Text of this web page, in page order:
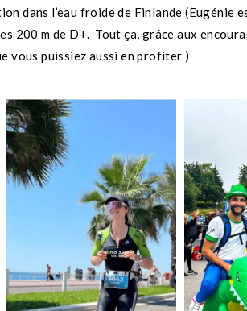
dans l’eau froide de Finlande (Eugénie
200 m de D+. Tout ça, grâce aux
vous puissiez aussi en profiter )